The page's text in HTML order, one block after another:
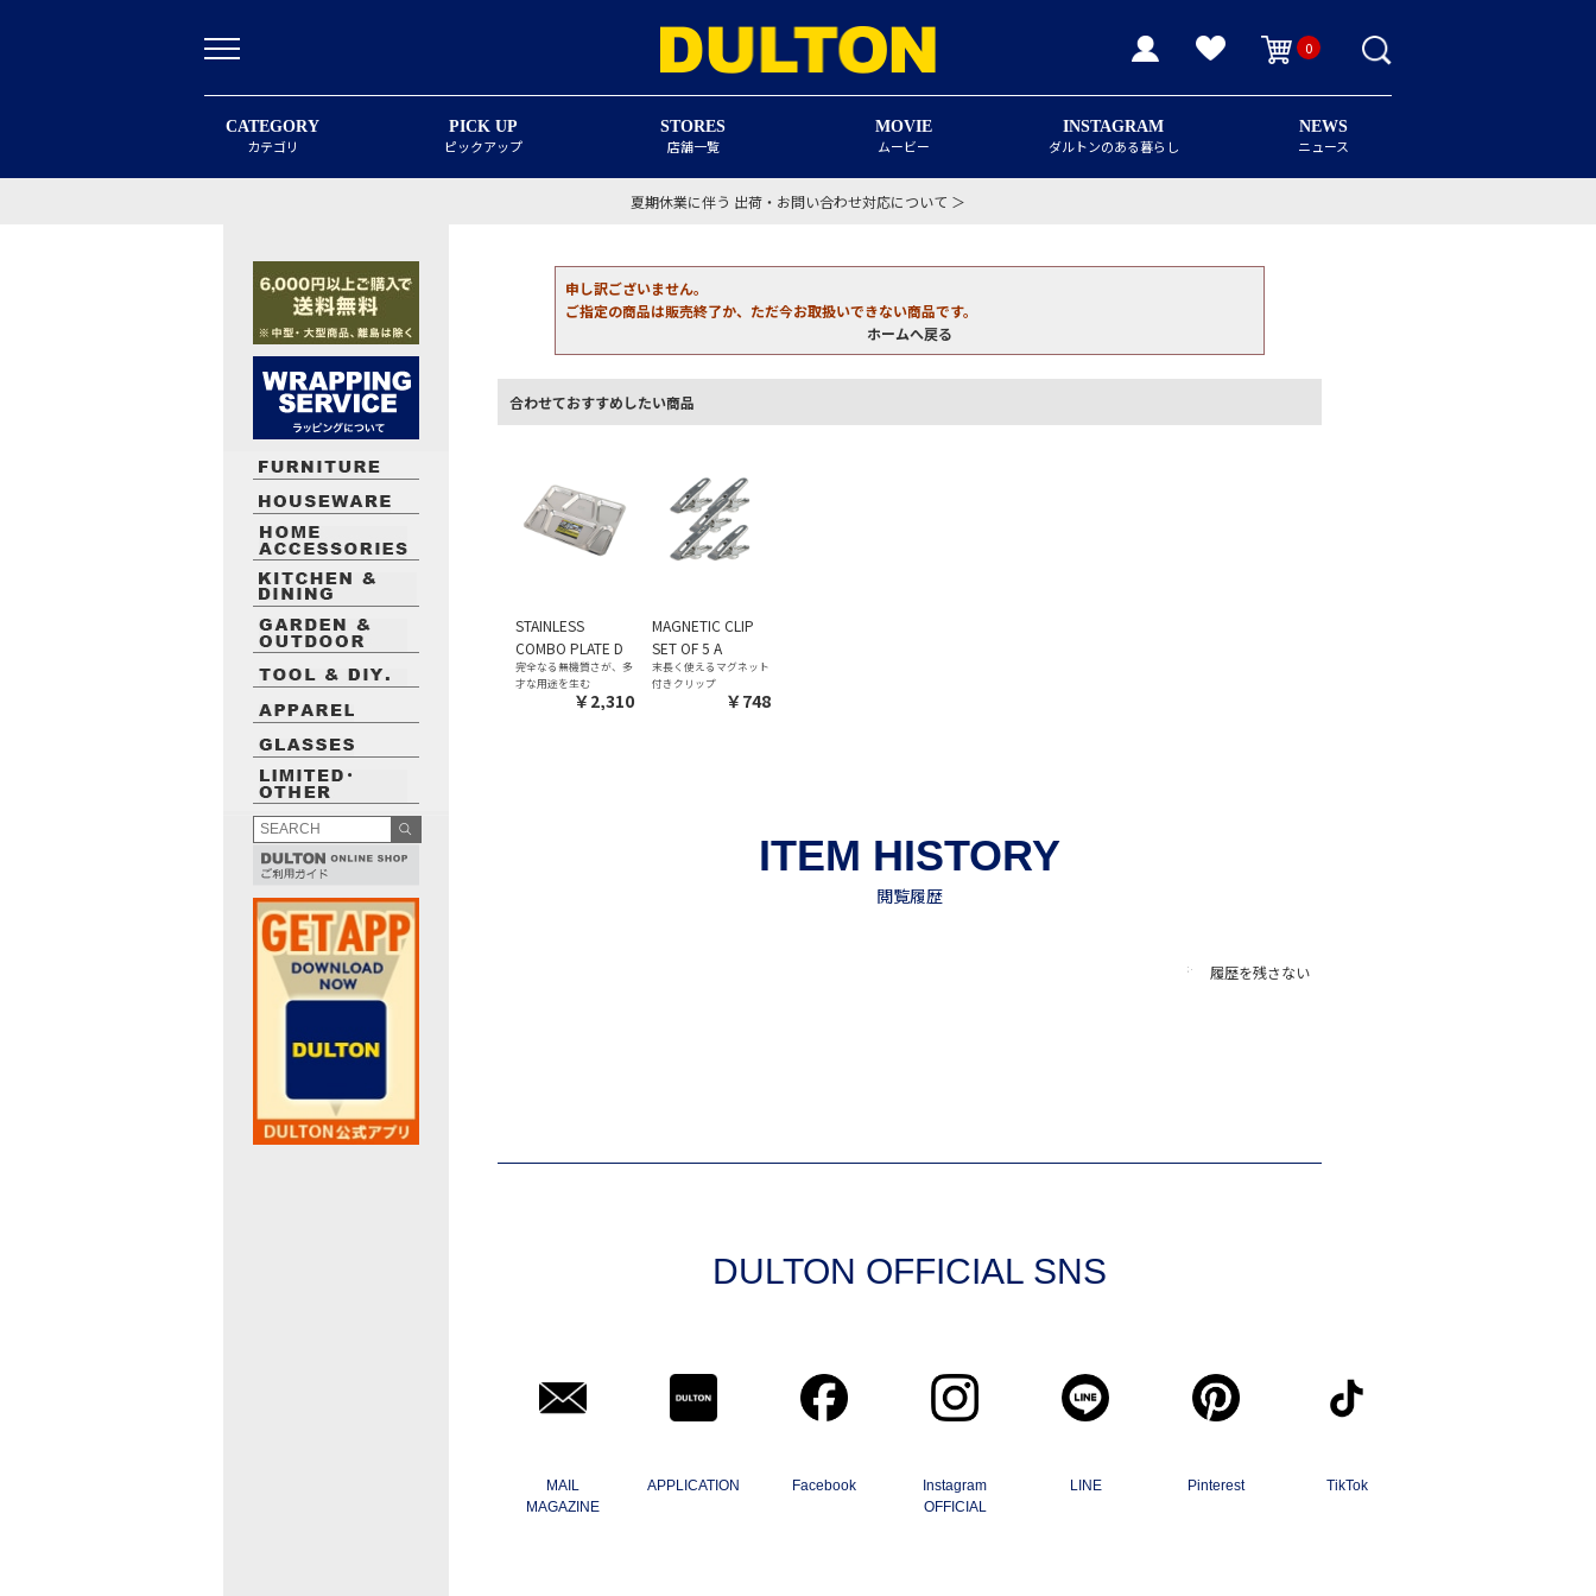
0
CATEGORY
カテゴリ
PICK UP
ピックアップ
STORES
店舗一覧
MOVIE
ムービー
INSTAGRAM
ダルトンのある暮らし
NEWS
ニュース
夏期休業に伴う 出荷・お問い合わせ対応について ＞
申し訳ございません。
ご指定の商品は販売終了か、ただ今お取扱いできない商品です。
ホームへ戻る
合わせておすすめしたい商品
STAINLESS
COMBO PLATE D
完全なる無機質さが、多
才な用途を生む
￥2,310
MAGNETIC CLIP
SET OF 5 A
末長く使えるマグネット
付きクリップ
￥748
履歴を残さない
DULTON OFFICIAL SNS
MAIL
MAGAZINE
APPLICATION Facebook
Instagram
OFFICIAL
LINE Pinterest TikTok